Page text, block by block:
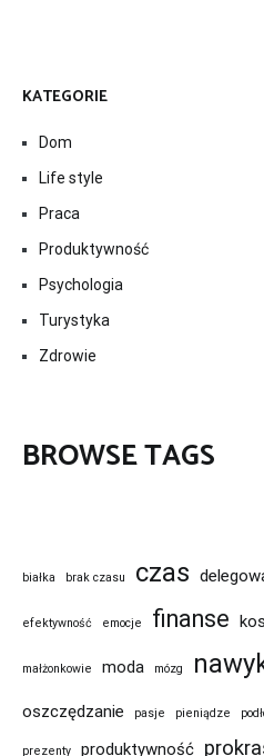
KATEGORIE
Dom
Life style
Praca
Produktywność
Psychologia
Turystyka
Zdrowie
BROWSE TAGS
białka brak czasu czas
efektywność emocje finanse
małżonkowie moda mózg
oszczędzanie pasje pieniądze
prezenty produktywność